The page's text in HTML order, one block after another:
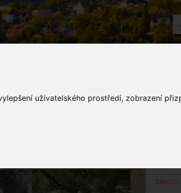
uživatelského prostředí, zobrazení